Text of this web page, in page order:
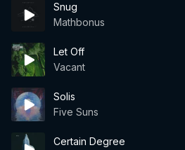
Snug
Mathbonus
Let Off
Vacant
Solis
Five Suns
Certain Degree